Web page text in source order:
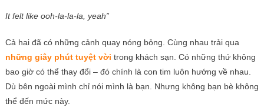
It felt like ooh-la-la-la, yeah”
Cả hai đã có những cảnh quay nóng bỏng. Cùng nhau trải qua
những giây phút tuyệt vời trong khách sạn. Có những thứ không
bao giờ có thể thay đổi – đó chính là con tim luôn hướng về nhau.
Dù bên ngoài mình chỉ nói mình là bạn. Nhưng không bạn bè không
thể đến mức này.